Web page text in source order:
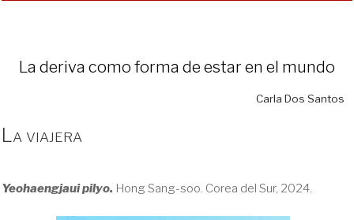
La deriva como forma de estar en el mundo
Carla Dos Santos
La viajera
Yeohaengjaui pilyo. Hong Sang-soo. Corea del Sur, 2024.